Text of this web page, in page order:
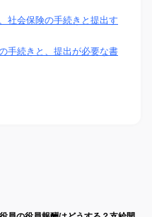
社会保険の手続きと提出す
手続きと、提出が必要な書